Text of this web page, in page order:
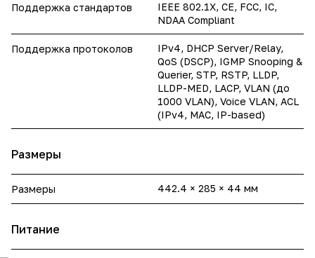
Поддержка стандартов
IEEE 802.1X, CE, FCC, IC,
NDAA Compliant
Поддержка протоколов
IPv4, DHCP Server/Relay,
QoS (DSCP), IGMP Snooping &
Querier, STP, RSTP, LLDP,
LLDP-MED, LACP, VLAN (до
1000 VLAN), Voice VLAN, ACL
(IPv4, MAC, IP-based)
Размеры
Размеры 442.4 × 285 × 44 мм
Питание